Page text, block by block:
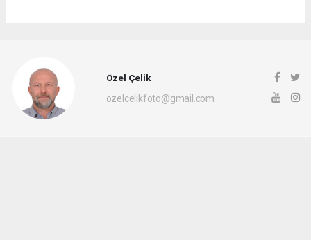
Özel Çelik
ozelcelikfoto@gmail.com